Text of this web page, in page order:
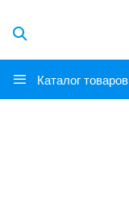
Каталог товаров